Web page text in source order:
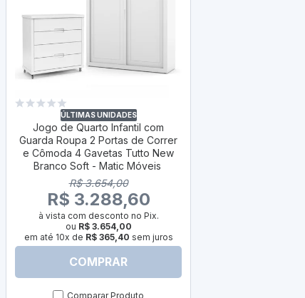
ÚLTIMAS UNIDADES
Jogo de Quarto Infantil com
Guarda Roupa 2 Portas de Correr
e Cômoda 4 Gavetas Tutto New
Branco Soft - Matic Móveis
R$ 3.654,00
R$ 3.288,60
à vista com desconto no Pix.
ou R$ 3.654,00
em até 10x de R$ 365,40 sem juros
COMPRAR
Comparar Produto